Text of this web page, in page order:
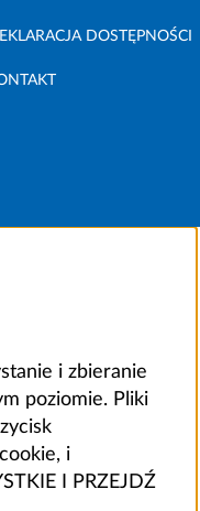
DOSTĘPNOŚCI
i zbieranie
poziomie. Pliki
i
I PRZEJDŹ